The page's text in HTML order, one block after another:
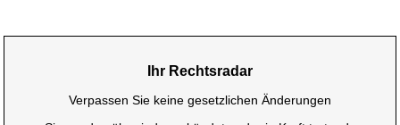
Ihr Rechtsradar
Verpassen Sie keine gesetzlichen Änderungen